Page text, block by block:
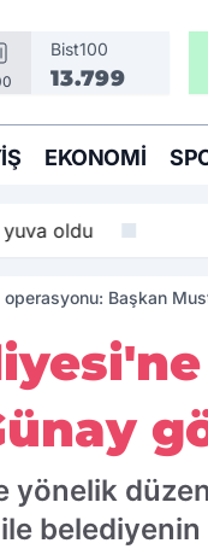
Bist100
13.799
EKONOMI
yuva oldu
Başkan
yönelik